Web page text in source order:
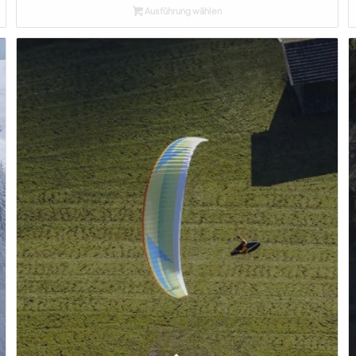
Ausführung wählen